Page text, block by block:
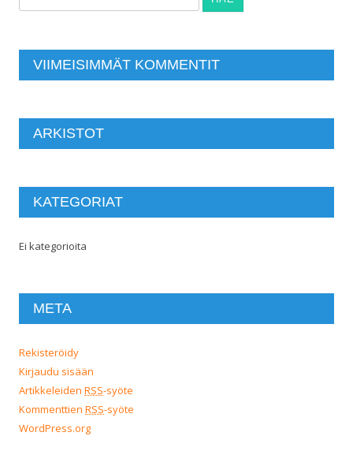
VIIMEISIMMÄT KOMMENTIT
ARKISTOT
KATEGORIAT
Ei kategorioita
META
Rekisteröidy
Kirjaudu sisään
Artikkeleiden RSS-syöte
Kommenttien RSS-syöte
WordPress.org